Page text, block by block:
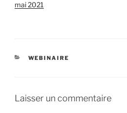
mai 2021
CATÉGORIES
WEBINAIRE
Laisser un commentaire